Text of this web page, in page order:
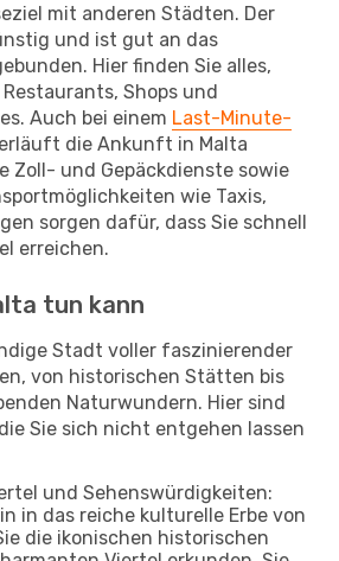
mit anderen Städten. Der
und ist gut an das
Hier finden Sie alles,
Shops und
Auch bei einem Last-Minute-
die Ankunft in Malta
Zoll- und Gepäckdienste sowie
wie Taxis,
sorgen dafür, dass Sie schnell
erreichen.
tun kann
Stadt voller faszinierender
von historischen Stätten bis
Naturwundern. Hier sind
Sie sich nicht entgehen lassen
und Sehenswürdigkeiten:
in das reiche kulturelle Erbe von
die ikonischen historischen